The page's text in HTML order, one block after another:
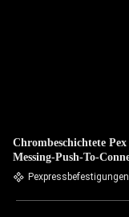
Chrombeschichtete
Messing-Push-To-
Pexpressbefestigungen